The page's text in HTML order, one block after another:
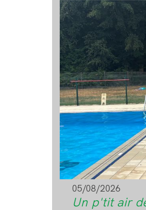
Image
05/08/2026
Un p'tit air